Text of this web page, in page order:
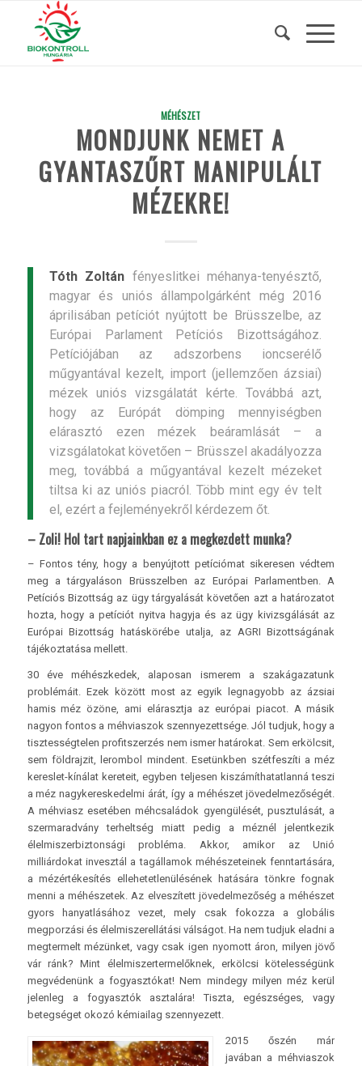
MÉHÉSZET
MONDJUNK NEMET A
GYANTASZŰRT MANIPULÁLT
MÉZEKRE!
Tóth Zoltán fényeslitkei méhanya-tenyésztő,
magyar és uniós állampolgárként még 2016
áprilisában petíciót nyújtott be Brüsszelbe, az
Európai Parlament Petíciós Bizottságához.
Petíciójában az adszorbens ioncserélő
műgyantával kezelt, import (jellemzően ázsiai)
mézek uniós vizsgálatát kérte. Továbbá azt,
hogy az Európát dömping mennyiségben
elárasztó ezen mézek beáramlását – a
vizsgálatokat követően – Brüsszel akadályozza
meg, továbbá a műgyantával kezelt mézeket
tiltsa ki az uniós piacról. Több mint egy év telt
el, ezért a fejleményekről kérdezem őt.
– Zoli! Hol tart napjainkban ez a megkezdett munka?
– Fontos tény, hogy a benyújtott petíciómat sikeresen védtem
meg a tárgyaláson Brüsszelben az Európai Parlamentben. A
Petíciós Bizottság az ügy tárgyalását követően azt a határozatot
hozta, hogy a petíciót nyitva hagyja és az ügy kivizsgálását az
Európai Bizottság hatáskörébe utalja, az AGRI Bizottságának
tájékoztatása mellett.
30 éve méhészkedek, alaposan ismerem a szakágazatunk
problémáit. Ezek között most az egyik legnagyobb az ázsiai
hamis méz özöne, ami elárasztja az európai piacot. A másik
nagyon fontos a méhviaszok szennyezettsége. Jól tudjuk, hogy a
tisztességtelen profitszerzés nem ismer határokat. Sem erkölcsit,
sem földrajzit, lerombol mindent. Esetünkben szétfeszíti a méz
kereslet-kínálat kereteit, egyben teljesen kiszámíthatatlanná teszi
a méz nagykereskedelmi árát, így a méhészet jövedelmezőségét.
A méhviasz esetében méhcsaládok gyengülését, pusztulását, a
szermaradvány terheltség miatt pedig a méznél jelentkezik
élelmiszerbiztonsági probléma. Akkor, amikor az Unió
milliárdokat invesztál a tagállamok méhészeteinek fenntartására,
a mézértékesítés ellehetetlenülésének hatására tönkre fognak
menni a méhészetek. Az elveszített jövedelmezőség a méhészet
gyors hanyatlásához vezet, mely csak fokozza a globális
megporzási és élelmiszerellátási válságot. Ha nem tudjuk eladni a
megtermelt mézünket, vagy csak igen nyomott áron, milyen jövő
vár ránk? Mint élelmiszertermelőknek, erkölcsi kötelességünk
megvédenünk a fogyasztókat! Nem mindegy milyen méz kerül
jelenleg a fogyasztók asztalára! Tiszta, egészséges, vagy
betegséget okozó kémiailag szennyezett.
2015 őszén már
javában a méhviaszok